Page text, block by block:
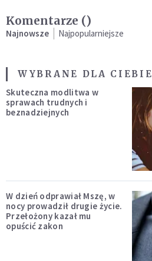
Komentarze ()
Najnowsze Najpopularniejsze
WYBRANE DLA CIEBIE
Skuteczna modlitwa w
sprawach trudnych i
beznadziejnych
W dzień odprawiał Mszę, w
nocy prowadził drugie życie.
Przełożony kazał mu
opuścić zakon